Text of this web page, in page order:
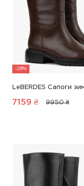
-28%
LeBERDES Сапоги
7159 ₴ 9950 ₴